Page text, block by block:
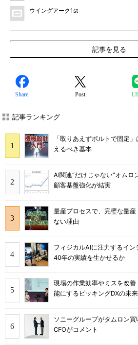
ウイングアーク1st
記事を見る
Share Post
記事ランキング
「取りあえずボルトで固定
えるべき基本
AI関連“だけじゃない”オムロ
顧客基盤強化が結実
量産プロセスで、完璧な量
ない理由
フィジカルAIに注力するイ
40年の実績を生かせるか
現場の作業効率やミスを改
能にするピッキングDXの未来
ソニーグループがタムロン
CFOがコメント